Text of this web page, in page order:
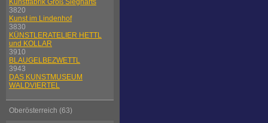
Kunstfabrik Groß Siegharts
3820
Kunst im Lindenhof
3830
KÜNSTLERATELIER HETTL
und KOLLAR
3910
BLAUGELBEZWETTL
3943
DAS KUNSTMUSEUM
WALDVIERTEL
Oberösterreich (63)